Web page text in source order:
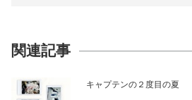
関連記事
キャプテンの２度目の夏